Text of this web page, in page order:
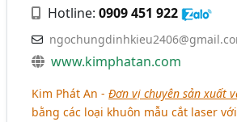
Hotline:0909 451 922
www.kimphatan.com
Kim Phát An -Đơn vị chuyên sản xuất
bằng các loại khuôn mẫu cắt laser